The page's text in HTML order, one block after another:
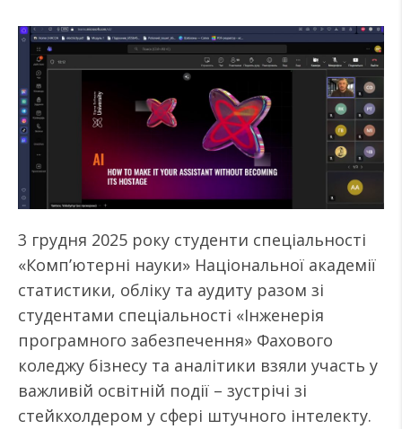
3 грудня 2025 року студенти спеціальності
«Комп’ютерні науки» Національної академії
статистики, обліку та аудиту разом зі
студентами спеціальності «Інженерія
програмного забезпечення» Фахового
коледжу бізнесу та аналітики взяли участь у
важливій освітній події – зустрічі зі
стейкхолдером у сфері штучного інтелекту.